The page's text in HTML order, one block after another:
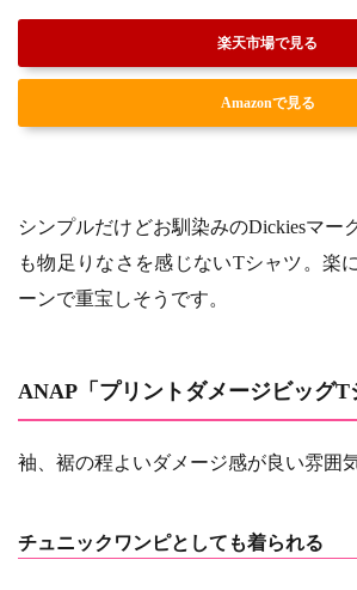
楽天市場で見る
Amazonで見る
シンプルだけどお馴染みのDickiesマー
も物足りなさを感じないTシャツ。楽
ーンで重宝しそうです。
ANAP「プリントダメージビッグT
袖、裾の程よいダメージ感が良い雰囲
チュニックワンピとしても着られる